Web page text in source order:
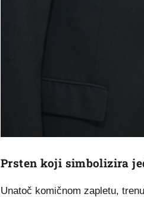
Prsten koji simbolizira
Unatoč komičnom zapletu,